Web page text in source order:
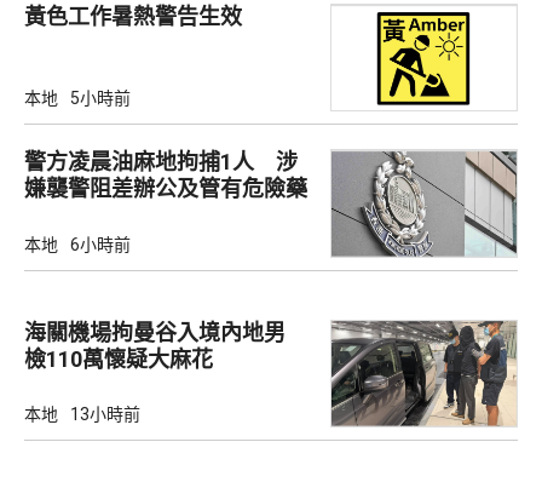
黃色工作暑熱警告生效
本地 5小時前
警方凌晨油麻地拘捕1人 涉
嫌襲警阻差辦公及管有危險藥
本地 6小時前
海關機場拘曼谷入境內地男
檢110萬懷疑大麻花
本地 13小時前